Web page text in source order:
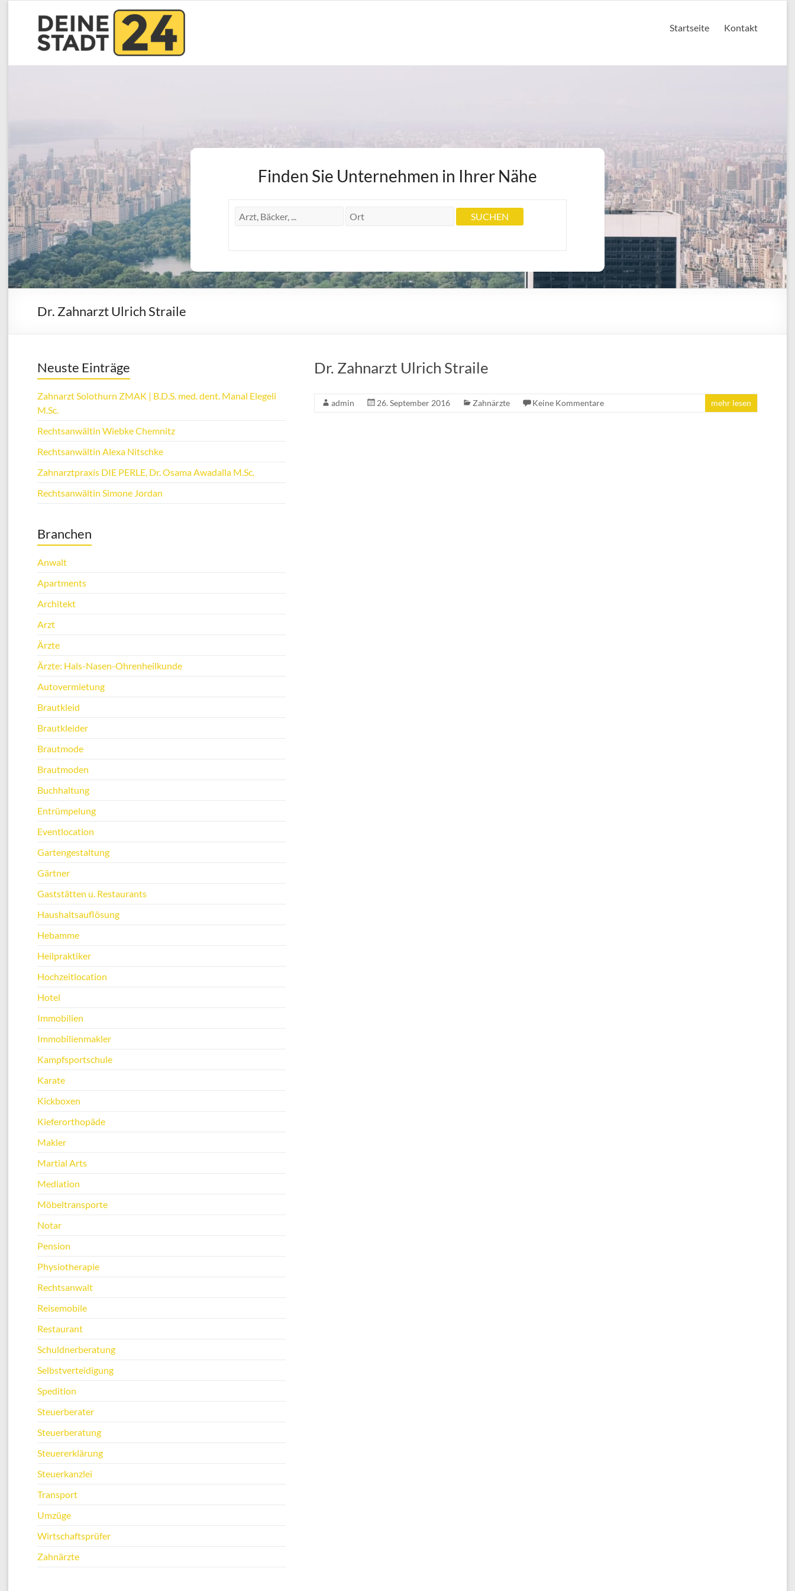
Startseite Kontakt
Dr. Zahnarzt Ulrich Straile
Finden Sie Unternehmen in Ihrer Nähe
Dr. Zahnarzt Ulrich Straile
admin 26. September 2016 Zahnärzte Keine Kommentare mehr lesen
Neuste Einträge
Zahnarzt Solothurn ZMAK | B.D.S. med. dent. Manal Elegeli
M.Sc.
Rechtsanwältin Wiebke Chemnitz
Rechtsanwältin Alexa Nitschke
Zahnarztpraxis DIE PERLE, Dr. Osama Awadalla M.Sc.
Rechtsanwältin Simone Jordan
Branchen
Anwalt
Apartments
Architekt
Arzt
Ärzte
Ärzte: Hals-Nasen-Ohrenheilkunde
Autovermietung
Brautkleid
Brautkleider
Brautmode
Brautmoden
Buchhaltung
Entrümpelung
Eventlocation
Gartengestaltung
Gärtner
Gaststätten u. Restaurants
Haushaltsauflösung
Hebamme
Heilpraktiker
Hochzeitlocation
Hotel
Immobilien
Immobilienmakler
Kampfsportschule
Karate
Kickboxen
Kieferorthopäde
Makler
Martial Arts
Mediation
Möbeltransporte
Notar
Pension
Physiotherapie
Rechtsanwalt
Reisemobile
Restaurant
Schuldnerberatung
Selbstverteidigung
Spedition
Steuerberater
Steuerberatung
Steuererklärung
Steuerkanzlei
Transport
Umzüge
Wirtschaftsprüfer
Zahnärzte